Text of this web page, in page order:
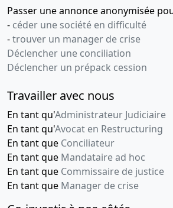
Passer une annonce anonymisée
- céder une société en difficulté
-trouver un manager de crise
Déclencher une conciliation
Déclencher un prépack cession
Travailler avec nous
En tant qu'Administrateur Judiciaire
En tant qu'Avocat en Restructuring
En tant que Conciliateur
En tant que Mandataire ad hoc
En tant que Commissaire de justice
En tant que Manager de crise